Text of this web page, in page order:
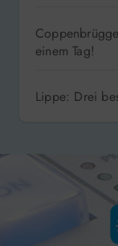
einem Tag!
Lippe: Drei